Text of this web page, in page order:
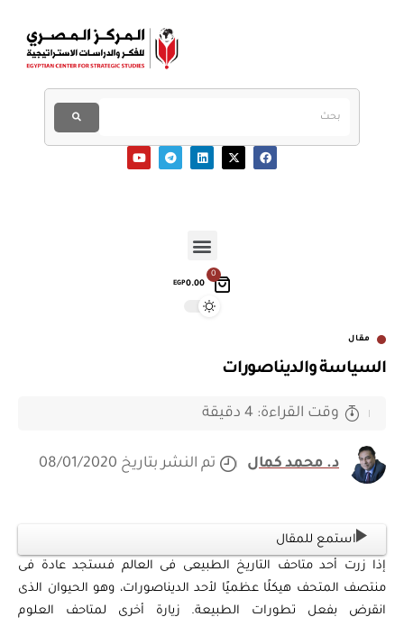
0
EGP0.00
مقال
السياسة والديناصورات
د. محمد كمال تم النشر بتاريخ 08/01/2020
وقت القراءة: 4 دقيقة
استمع للمقال
إذا زرت أحد متاحف التاريخ الطبيعى فى العالم فستجد عادة فى
منتصف المتحف هيكلًا عظميًا لأحد الديناصورات، وهو الحيوان الذى
انقرض بفعل تطورات الطبيعة. زيارة أخرى لمتاحف العلوم